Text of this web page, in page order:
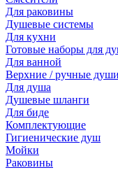
Для раковины
Душевые системы
Для кухни
Готовые наборы для
Для ванной
Верхние / ручные души
Для душа
Душевые шланги
Для биде
Комплектующие
Гигиенические душ
Мойки
Раковины